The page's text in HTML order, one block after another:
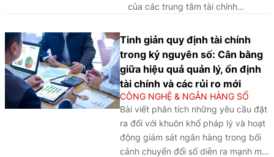
lượng nguồn nhân lực trong
bối cảnh chuyển đổi số.
của các trung tâm tài chính
phương pháp phân tích so
sánh định tính (QCA) trên một
số trường hợp tại châu Á -
Thái Bình Dương là Singapore,
Hồng Kông, Tokyo, Thượng
Hải, Seoul và Sydney. Khung
phân tích nhận diện ba yếu tố
cốt lõi: Hạ tầng và năng suất
hệ thống; đổi mới sáng tạo và
Tinh giản quy định tài chính
trong kỷ nguyên số: Cân bằng
giữa hiệu quả quản lý, ổn định
tài chính và các rủi ro mới
CÔNG NGHỆ & NGÂN HÀNG SỐ
Bài viết phân tích những yêu cầu đặt
ra đối với khuôn khổ pháp lý và hoạt
động giám sát ngân hàng trong bối
cảnh chuyển đổi số diễn ra mạnh mẽ,